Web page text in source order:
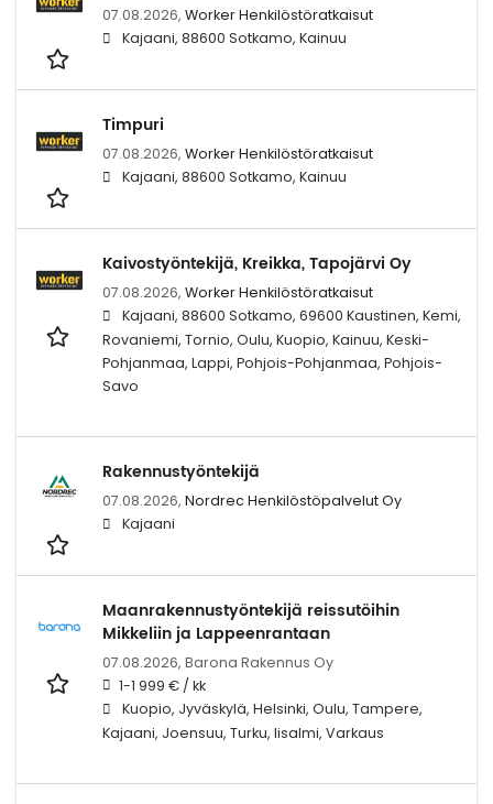
07.08.2026, Worker Henkilöstöratkaisut
Kajaani, 88600 Sotkamo, Kainuu
Timpuri
07.08.2026, Worker Henkilöstöratkaisut
Kajaani, 88600 Sotkamo, Kainuu
Kaivostyöntekijä, Kreikka, Tapojärvi Oy
07.08.2026, Worker Henkilöstöratkaisut
Kajaani, 88600 Sotkamo, 69600 Kaustinen, Kemi,
Rovaniemi, Tornio, Oulu, Kuopio, Kainuu, Keski-
Pohjanmaa, Lappi, Pohjois-Pohjanmaa, Pohjois-
Savo
Rakennustyöntekijä
07.08.2026, Nordrec Henkilöstöpalvelut Oy
Kajaani
Maanrakennustyöntekijä reissutöihin
Mikkeliin ja Lappeenrantaan
07.08.2026, Barona Rakennus Oy
1-1 999 € / kk
Kuopio, Jyväskylä, Helsinki, Oulu, Tampere,
Kajaani, Joensuu, Turku, Iisalmi, Varkaus